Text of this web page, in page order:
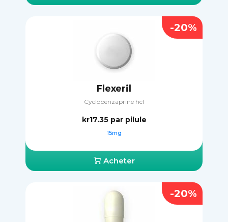
Flexeril
Сyclobenzaprine hcl
kr17.35 par pilule
15mg
Acheter
-20%
-20%